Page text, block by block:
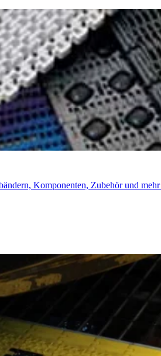
Komponenten, Zubehör und mehr
Intralox®-Lösung